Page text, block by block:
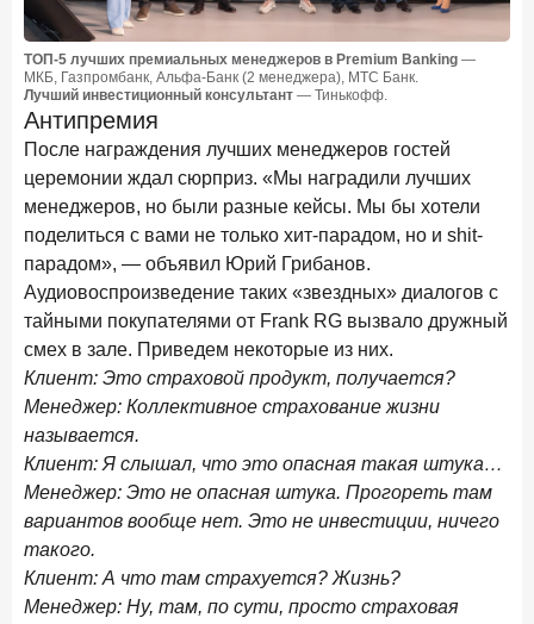
ТОП-5 лучших премиальных менеджеров в Premium Banking —
МКБ, Газпромбанк, Альфа-Банк (2 менеджера), МТС Банк.
Лучший инвестиционный консультант — Тинькофф.
Антипремия
После награждения лучших менеджеров гостей
церемонии ждал сюрприз. «Мы наградили лучших
менеджеров, но были разные кейсы. Мы бы хотели
поделиться с вами не только хит-парадом, но и shit-
парадом», — объявил Юрий Грибанов.
Аудиовоспроизведение таких «звездных» диалогов с
тайными покупателями от Frank RG вызвало дружный
смех в зале. Приведем некоторые из них.
Клиент: Это страховой продукт, получается?
Менеджер: Коллективное страхование жизни
называется.
Клиент: Я слышал, что это опасная такая штука…
Менеджер: Это не опасная штука. Прогореть там
вариантов вообще нет. Это не инвестиции, ничего
такого.
Клиент: А что там страхуется? Жизнь?
Менеджер: Ну, там, по сути, просто страховая